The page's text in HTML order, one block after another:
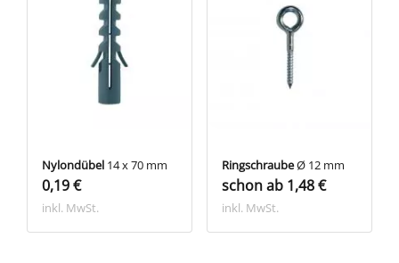
Nylondübel 14 x 70 mm
0,19 €
inkl. MwSt.
RingschraubeØ 12 mm
schon ab 1,48 €
inkl. MwSt.